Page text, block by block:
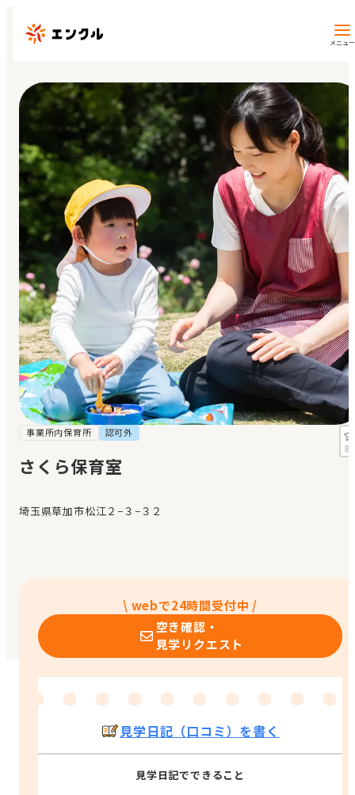
メニュー
保育園・幼稚園を探す
地図から探す
地域から探す
マイページ
閲覧履歴
お気に入り
見学日記
メッセージ
おすすめの園
エンクルの特徴と活用方法
事業所内保育所 認可外
さくら保育室
埼玉県草加市松江２−３−３２
\ webで24時間受付中 /
空き確認・
見学リクエスト
見学日記（口コミ）を書く
見学日記でできること